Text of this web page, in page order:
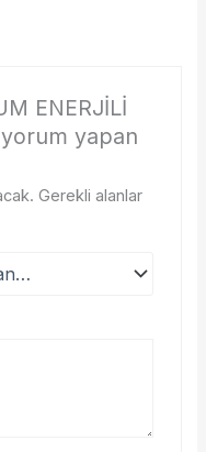
ENERJİLİ
yorum yapan
Gerekli alanlar